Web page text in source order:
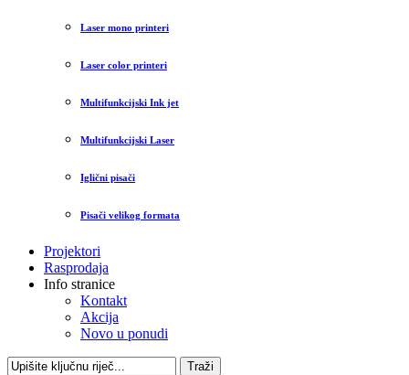
Laser mono printeri
Laser color printeri
Multifunkcijski Ink jet
Multifunkcijski Laser
Iglični pisači
Pisači velikog formata
Projektori
Rasprodaja
Info stranice
Kontakt
Akcija
Novo u ponudi
Traži